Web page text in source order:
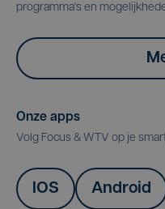
programma's en
Onze apps
Volg Focus & WTV op je
IOS Android